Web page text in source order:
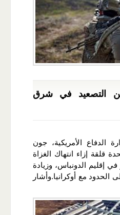
من التصعيد في شرق
الدفاع الأمريكية، جون
قلقة إزاء انتهاك الغزاة
إقليم الدونباس، وزيادة
الحدود مع أوكرانيا.وأشار